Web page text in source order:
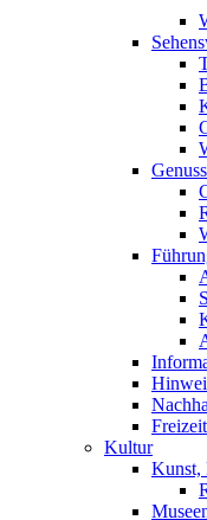
Kultur
Kunst,